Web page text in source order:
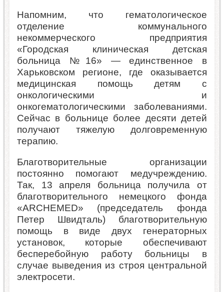
Напомним, что гематологическое
отделение коммунального
некоммерческого предприятия
«Городская клиническая детская
больница №16» — единственное в
Харьковском регионе, где оказывается
медицинская помощь детям с
онкологическими и
онкогематологическими заболеваниями.
Сейчас в больнице более десяти детей
получают тяжелую долговременную
терапию.
Благотворительные организации
постоянно помогают медучреждению.
Так, 13 апреля больница получила от
благотворительного немецкого фонда
«ARCHEMED» (председатель фонда
Петер Швидталь) благотворительную
помощь в виде двух генераторных
установок, которые обеспечивают
бесперебойную работу больницы в
случае выведения из строя центральной
электросети.